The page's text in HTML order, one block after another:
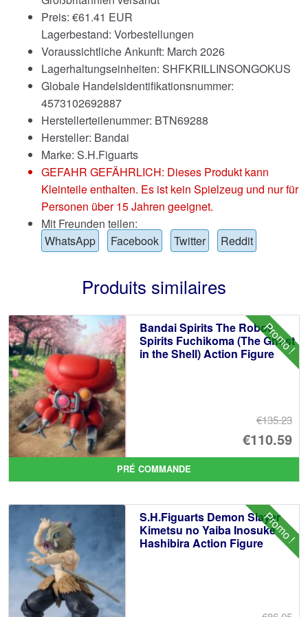
Preis: €61.41 EUR
Lagerbestand: Vorbestellungen
Voraussichtliche Ankunft: March 2026
Lagerhaltungseinheiten: SHFKRILLINSONGOKUS
Globale Handelsidentifikationsnummer:
4573102692887
Herstellerteilenummer: BTN69288
Hersteller: Bandai
Marke: S.H.Figuarts
GEFAHR GEFÄHRLICH: Dieses Produkt kann
Kleinteile enthalten. Es ist kein Spielzeug und nur für
Personen über 15 Jahren geeignet.
Mit Freunden teilen:
WhatsApp
Facebook Twitter Reddit
Produits similaires
Promo !
Bandai Spirits The Robot
Spirits Fuchikoma (The Ghost
in the Shell) Action Figure
€135.23
Le
€110.59
Le
PRÉ COMMANDE
Promo !
S.H.Figuarts Demon Slayer
Kimetsu no Yaiba Inosuke
Hashibira Action Figure